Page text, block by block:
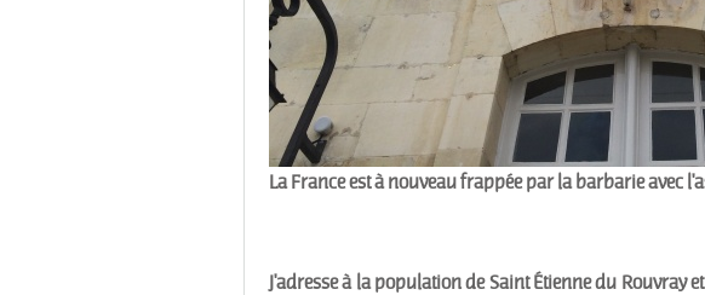
La France est à nouveau frappée par la barbarie avec
J'adresse à la population de Saint Étienne du Rouvray